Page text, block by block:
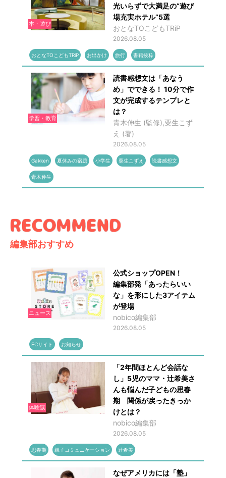
本・遊び
光いらずで大満足の“遊び
場充実ホテル”5選
おとなTOこどもTRiP
2026.08.05
おとなTOこどもTRiP お出かけ 旅行 書籍抜粋
学習・教育
読書感想文は「あなう
め」でできる！ 10分で作
文が完成するテンプレと
は？
青木伸生 (監修),粟生こず
え (著)
2026.08.05
Gakken 夏休みの宿題 小学生 粟生こずえ 読書感想文
青木伸生
編集部おすすめ
ニュース
公式ショップOPEN！
編集部発「あったらいい
な」を形にした3アイテム
が登場
nobico編集部
2026.08.05
ECサイト お知らせ
体験談
「2年間ほとんど会話な
し」5児のママ・辻希美さ
んも悩んだ子どもの思春
期 関係が戻ったきっか
けとは？
nobico編集部
2026.08.05
思春期 親子コミュニケーション 辻希美
なぜアメリカには「塾」